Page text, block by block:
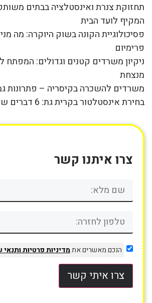
תחזוקת צנרת ואינסטלציה בבתים
המקיף לועד הבית
פסיכולוגיית הקונה בשוק היוקרה: מה
פרימיום
ניקיון משרדים קטנים וגדולים: המפתח
מנצחת
משרדים להשכרה בקיסריה – פתרונות
בחירת אינסטלטור בקרית גת: 6 דברים שלא כדאי לפספס
צרו איתנו קשר
הנכם מאשרים אתמדיניות פרטיותותנאי
צרו איתי קשר